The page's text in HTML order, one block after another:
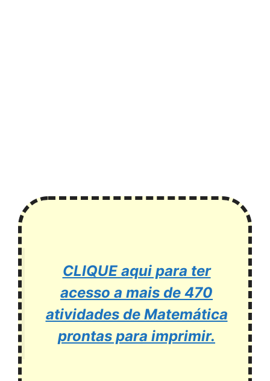
CLIQUE aqui para ter
acesso a mais de 470
atividades de Matemática
prontas para imprimir.